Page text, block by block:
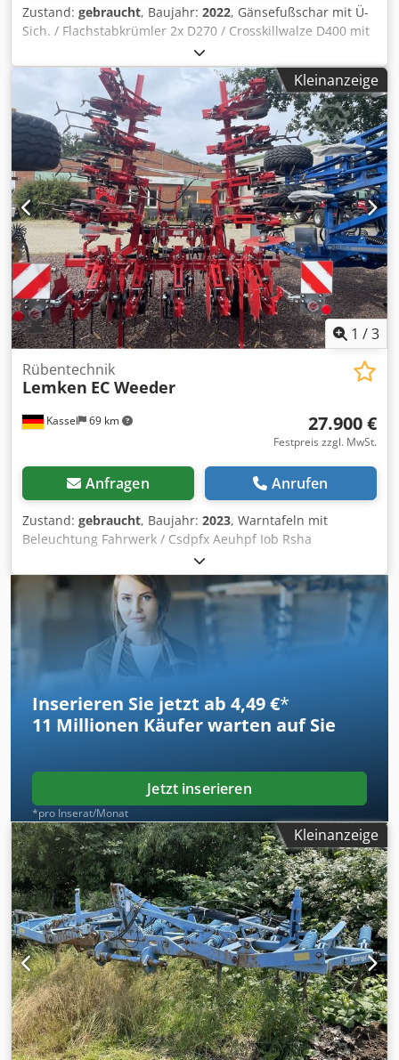
Zustand: gebraucht, Baujahr: 2022, Gänsefußschar mit Ü-
Sich. / Flachstabkrümler 2x D270 / Crosskillwalze D400 mit
Zug / ein Satz Träger für Spurlockerer / zwei
Schneidsch./Planier / Transportfahrwerk 400/60 – / 15.5 /
Unterlenkeranschluss Kat3 / Beleuchtung vorn und hinten
/ Gutachte Chodsrxutkjpfx Ab Roa
Kleinanzeige
1 /3
Kassel 69 km
Rübentechnik
Lemken EC Weeder
27.900 €
Festpreis zzgl. MwSt.
Anfragen Anrufen
Zustand: gebraucht, Baujahr: 2023, Warntafeln mit
Beleuchtung Fahrwerk / Csdpfx Aeuhpf Iob Rsha
Inserieren Sie jetzt ab 4,49 €*
11 Millionen Käufer warten auf Sie
Jetzt inserieren
*pro Inserat/Monat
Kleinanzeige